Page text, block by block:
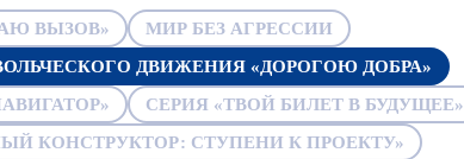
ВЫЗОВ»
МИР БЕЗ АГРЕССИИ
ДВИЖЕНИЯ «ДОРОГОЮ ДОБРА»
СЕРИЯ «ТВОЙ БИЛЕТ В БУДУЩЕЕ»
КОНСТРУКТОР: СТУПЕНИ К ПРОЕКТУ»